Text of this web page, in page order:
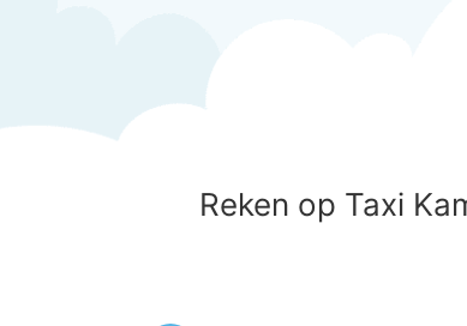
Reken op Taxi